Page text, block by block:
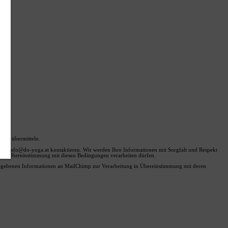
zu übermitteln.
info@do-yoga.at kontaktieren. Wir werden Ihre Informationen mit Sorgfalt und Respekt
Übereinstimmung mit diesen Bedingungen verarbeiten dürfen.
Informationen an MailChimp zur Verarbeitung in Übereinstimmung mit deren